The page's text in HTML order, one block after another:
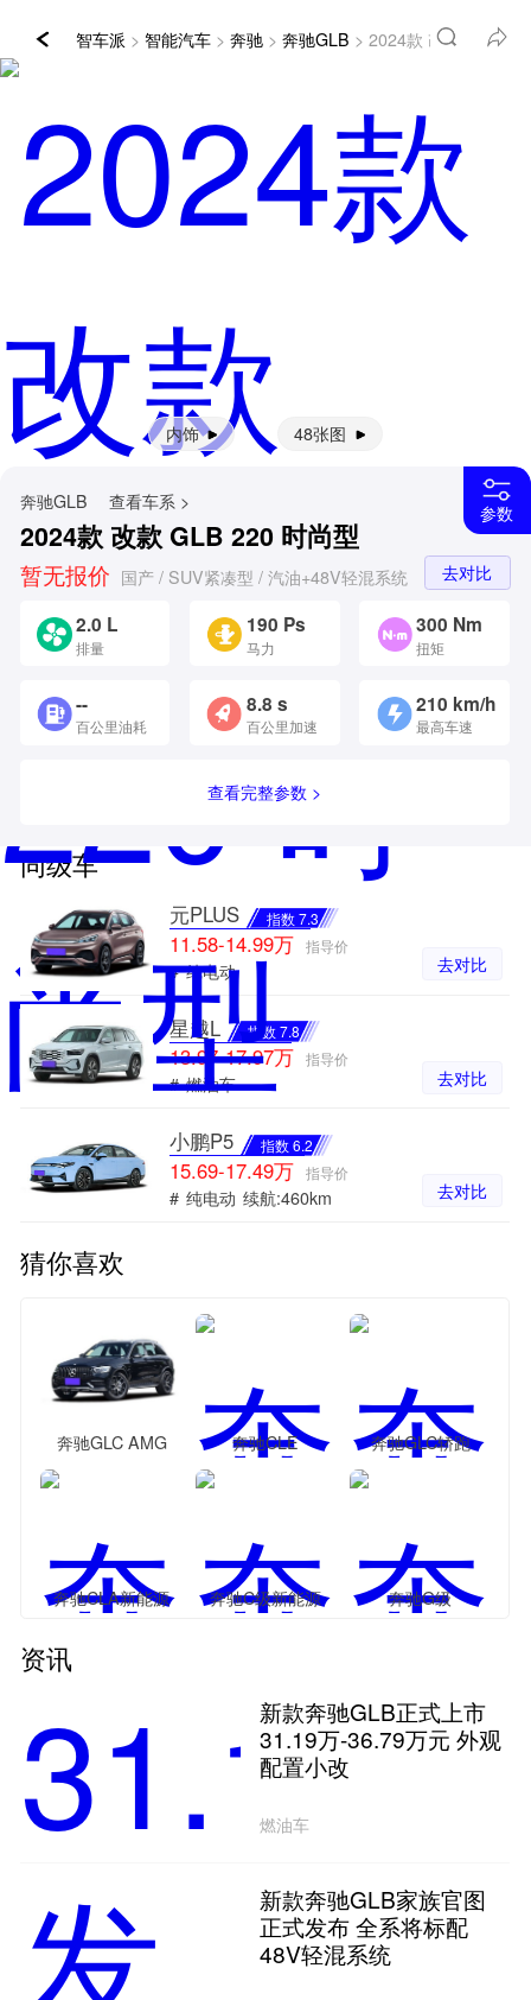
智车派 >智能汽车 >奔驰 >奔驰GLB > 2024款 改款 GLB
内饰 48张图
参数
奔驰GLB 查看车系 >
2024款 改款 GLB 220 时尚型
暂无报价 国产 / SUV紧凑型 / 汽油+48V轻混系统 去对比
2.0 L
排量
190 Ps
马力
300 Nm
扭矩
--
百公里油耗
8.8 s
百公里加速
210 km/h
最高车速
查看完整参数 >
同级车
元PLUS 指数 7.3
11.58-14.99万 指导价
# 纯电动 去对比
星越L 指数 7.8
13.97-17.97万 指导价
# 燃油车 去对比
小鹏P5 指数 6.2
15.69-17.49万 指导价
# 纯电动 续航:460km 去对比
猜你喜欢
奔驰GLC AMG 奔驰CLE 奔驰GLC轿跑
奔驰CLA新能源 奔驰C级新能源 奔驰G级
资讯
新款奔驰GLB正式上市
31.19万-36.79万元 外观
配置小改
燃油车
新款奔驰GLB家族官图
正式发布 全系将标配
48V轻混系统